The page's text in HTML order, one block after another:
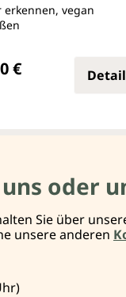
erkennen, vegan
€
oder
Sie über
unsere anderen